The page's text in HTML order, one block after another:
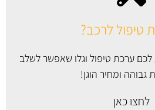
טיפול לרכב?
לכם ערכת טיפול וגלו שאפשר לשלב
גבוהה ומחיר הוגן!
לחצו כאן